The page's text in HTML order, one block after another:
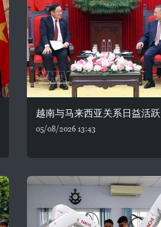
越南与马来西亚关系日益活跃
05/08/2026 13:43